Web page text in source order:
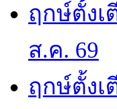
ฤกษ์ตั้งเ
ส.ค. 69
ฤกษ์ตั้งเ